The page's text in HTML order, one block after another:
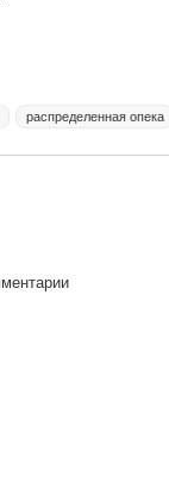
распределенная опека